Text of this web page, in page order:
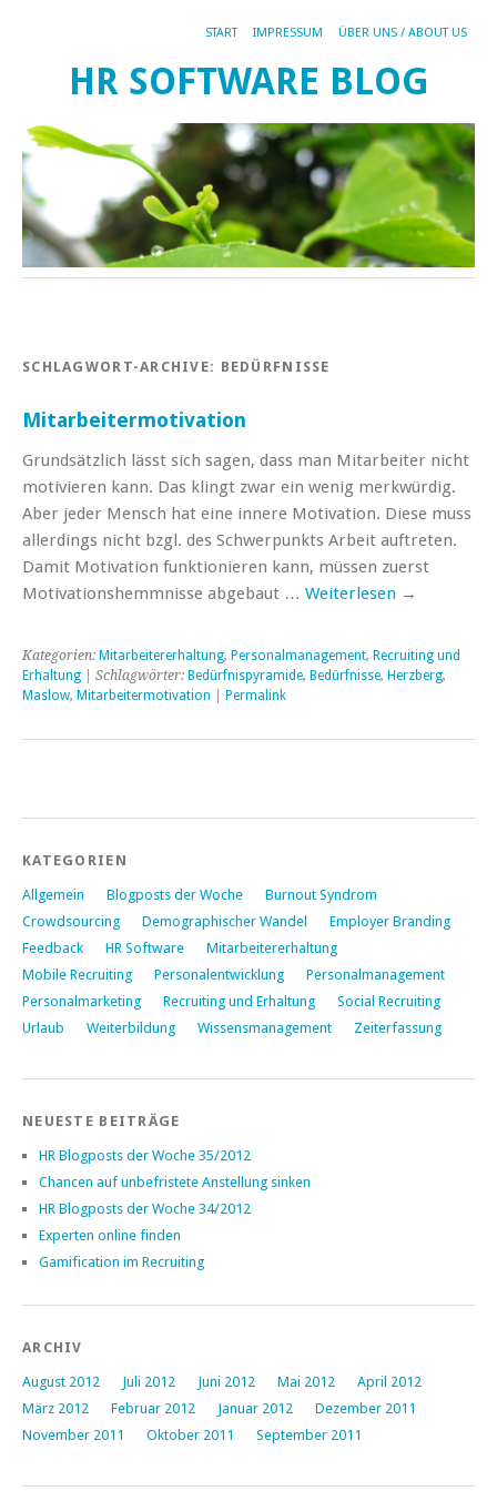
START IMPRESSUM ÜBER UNS / ABOUT US
HR SOFTWARE BLOG
SCHLAGWORT-ARCHIVE: BEDÜRFNISSE
Mitarbeitermotivation
Grundsätzlich lässt sich sagen, dass man Mitarbeiter nicht
motivieren kann. Das klingt zwar ein wenig merkwürdig.
Aber jeder Mensch hat eine innere Motivation. Diese muss
allerdings nicht bzgl. des Schwerpunkts Arbeit auftreten.
Damit Motivation funktionieren kann, müssen zuerst
Motivationshemmnisse abgebaut … Weiterlesen →
Kategorien: Mitarbeitererhaltung, Personalmanagement, Recruiting und
Erhaltung | Schlagwörter: Bedürfnispyramide, Bedürfnisse, Herzberg,
Maslow, Mitarbeitermotivation Permalink
KATEGORIEN
Allgemein Blogposts der Woche
Burnout Syndrom
Crowdsourcing
Demographischer Wandel
Employer Branding
Feedback
HR Software
Mitarbeitererhaltung
Mobile Recruiting
Personalentwicklung
Personalmanagement
Personalmarketing
Recruiting und Erhaltung
Social Recruiting
Urlaub
Weiterbildung Wissensmanagement Zeiterfassung
NEUESTE BEITRÄGE
HR Blogposts der Woche 35/2012
Chancen auf unbefristete Anstellung sinken
HR Blogposts der Woche 34/2012
Experten online finden
Gamification im Recruiting
ARCHIV
August 2012 Juli 2012 Juni 2012 Mai 2012
April 2012
März 2012
Februar 2012 Januar 2012
Dezember 2011
November 2011
Oktober 2011 September 2011